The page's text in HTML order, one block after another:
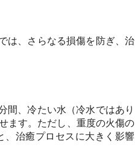
は、さらなる損傷を防ぎ、治
間、冷たい水（冷水ではあり
ます。ただし、重度の火傷の
、治癒プロセスに大きく影響